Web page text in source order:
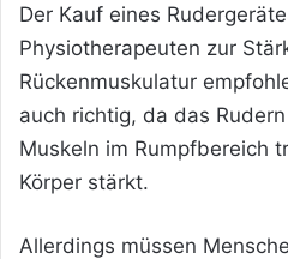
Der Kauf eines
Physiotherapeuten zur
Rückenmuskulatur
auch richtig, da das
Muskeln im Rumpfbereich
Körper stärkt.
Allerdings müssen